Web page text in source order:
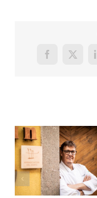
Facebook
X